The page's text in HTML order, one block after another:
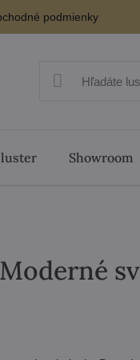
podmienky
Showroom
Moderné